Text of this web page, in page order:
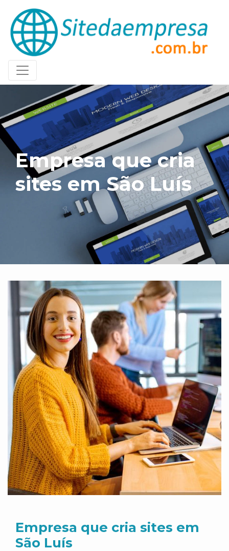
Empresa que cria
sites em São Luís
Empresa que cria sites em
São Luís